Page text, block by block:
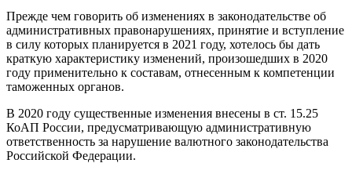
Прежде чем говорить об изменениях в законодательстве об
административных правонарушениях, принятие и вступление
в силу которых планируется в 2021 году, хотелось бы дать
краткую характеристику изменений, произошедших в 2020
году применительно к составам, отнесенным к компетенции
таможенных органов.
В 2020 году существенные изменения внесены в ст. 15.25
КоАП России, предусматривающую административную
ответственность за нарушение валютного законодательства
Российской Федерации.